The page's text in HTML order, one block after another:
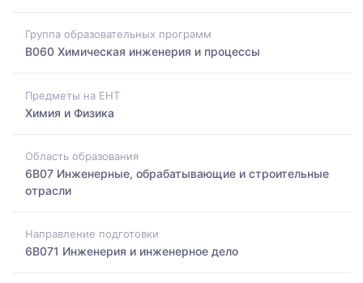
Группа образовательных программ
B060 Химическая инженерия и процессы
Предметы на ЕНТ
Химия и Физика
Область образования
6B07 Инженерные, обрабатывающие и строительные
отрасли
Направление подготовки
6B071 Инженерия и инженерное дело